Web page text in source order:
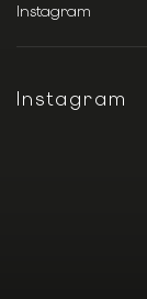
Instagram
Instagram